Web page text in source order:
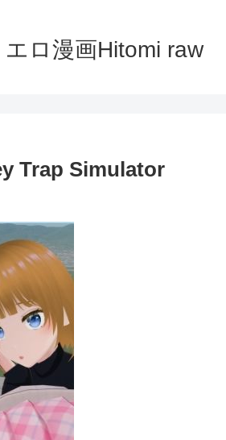
エロ漫画Hitomi raw
Trap Simulator